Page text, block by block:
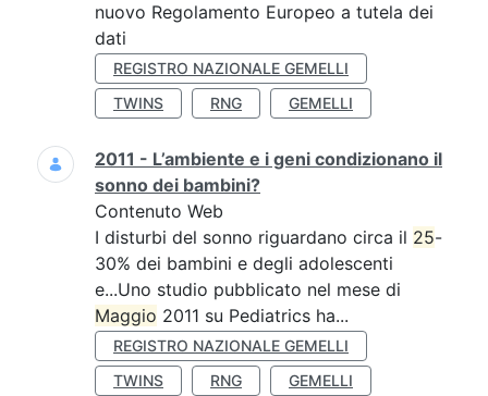
nuovo Regolamento Europeo a tutela dei
dati
REGISTRO NAZIONALE GEMELLI
TWINS
RNG GEMELLI
2011 - L’ambiente e i geni condizionano il
sonno dei bambini?
Contenuto Web
I disturbi del sonno riguardano circa il 25-
30% dei bambini e degli adolescenti
e...Uno studio pubblicato nel mese di
Maggio 2011 su Pediatrics ha...
REGISTRO NAZIONALE GEMELLI
TWINS
RNG GEMELLI